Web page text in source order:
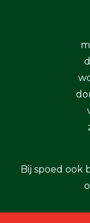
Bij spoed ook